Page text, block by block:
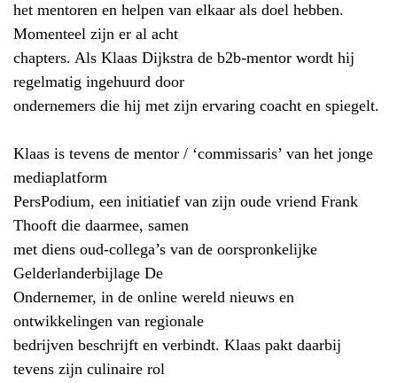
het mentoren en helpen van elkaar als doel hebben.
Momenteel zijn er al acht
chapters. Als Klaas Dijkstra de b2b-mentor wordt hij
regelmatig ingehuurd door
ondernemers die hij met zijn ervaring coacht en spiegelt.
Klaas is tevens de mentor / ‘commissaris’ van het jonge
mediaplatform
PersPodium, een initiatief van zijn oude vriend Frank
Thooft die daarmee, samen
met diens oud-collega’s van de oorspronkelijke
Gelderlanderbijlage De
Ondernemer, in de online wereld nieuws en
ontwikkelingen van regionale
bedrijven beschrijft en verbindt. Klaas pakt daarbij
tevens zijn culinaire rol